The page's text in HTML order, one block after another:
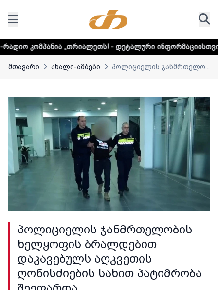
- დეტალური ინფორმაციისთვის დააკლიკეთ
მთავარი ახალი-ამბები პოლიციელის ჯანმრთელო...
პოლიციელის ჯანმრთელობის
ხელყოფის ბრალდებით
დაკავებულს აღკვეთის
ღონისძიების სახით პატიმრობა